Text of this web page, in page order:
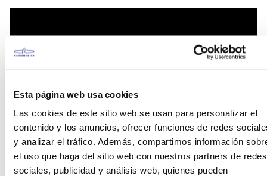
Esta página web usa cookies
Las cookies de este sitio web se usan para personalizar el
contenido y los anuncios, ofrecer funciones de redes
y analizar el tráfico. Además, compartimos información
el uso que haga del sitio web con nuestros partners de redes
sociales, publicidad y análisis web, quienes pueden